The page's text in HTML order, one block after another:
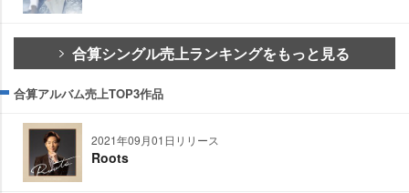
合算シングル売上ランキングをもっと見る
合算アルバム売上TOP3作品
2021年09月01日リリース
Roots